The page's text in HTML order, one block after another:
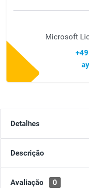
Microsoft
Detalhes
Descrição
Avaliação 0